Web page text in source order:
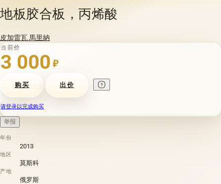
地板胶合板，丙烯酸
皮加雷瓦 馬里納
当前价
3 000 ₽
购买 出价
请登录以完成购买
举报
年份
2013
地区
莫斯科
产地
俄罗斯